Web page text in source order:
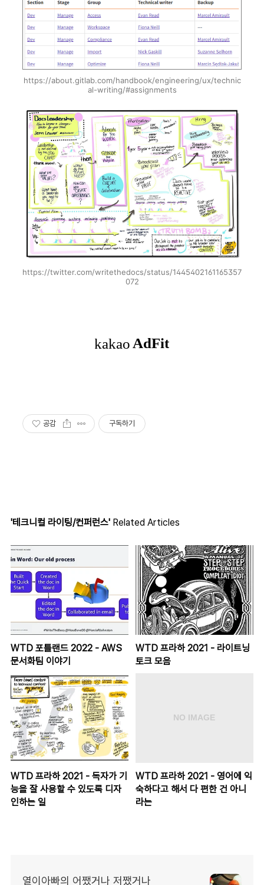
https://about.gitlab.com/handbook/engineering/ux/technic
al-writing/#assignments
https://twitter.com/writethedocs/status/1445402161165357
072
공감 구독하기
'테크니컬 라이팅/컨퍼런스' Related Articles
WTD 포틀랜드 2022 - AWS
문서화팀 이야기
WTD 프라하 2021 - 라이트닝
토크 모음
WTD 프라하 2021 - 독자가 기
능을 잘 사용할 수 있도록 디자
인하는 일
WTD 프라하 2021 - 영어에 익
숙하다고 해서 다 편한 건 아니
라는
열이아빠의 어쨌거나 저쨌거나